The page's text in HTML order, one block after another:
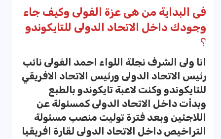
فى البداية من هى عزة الفولى وكيف جاء
وجودك داخل الاتحاد الدولى للتايكوندو
؟
انا ولى الشرف نجلة اللواء احمد الفولى نائب
رئيس الاتحاد الدولى ورئيس الاتحاد الافريقي
للتايكوندو وكنت لاعبة تايكوندو بالطبع
وبدأت داخل الاتحاد الدولى كمسئولة عن
اللاجئين وبعد فترة توليت منصب مسئولة
التراخيص داخل الاتحاد الدولى لقارة افريقيا